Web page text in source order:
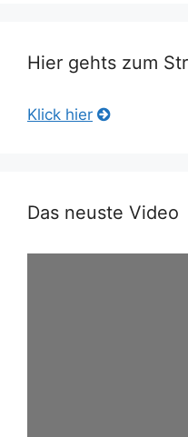
Hier gehts zum
Klick hier
Das neuste Video